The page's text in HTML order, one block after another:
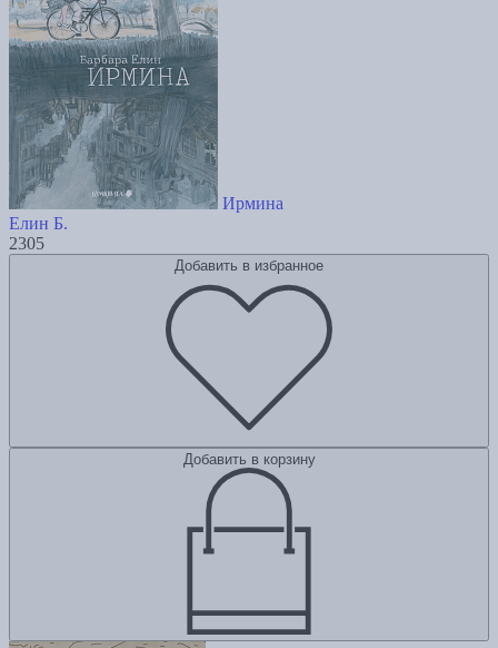
Ирмина
Елин Б.
2305
Добавить в избранное
Добавить в корзину